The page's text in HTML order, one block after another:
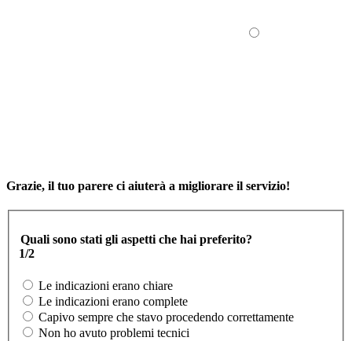
Grazie, il tuo parere ci aiuterà a migliorare il servizio!
Quali sono stati gli aspetti che hai preferito?
1/2
Le indicazioni erano chiare
Le indicazioni erano complete
Capivo sempre che stavo procedendo correttamente
Non ho avuto problemi tecnici